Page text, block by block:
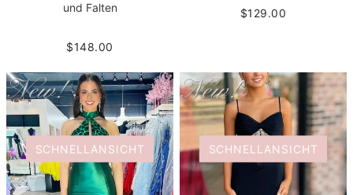
und Falten
$148.00
$129.00
SCHNELLANSICHT SCHNELLANSICHT